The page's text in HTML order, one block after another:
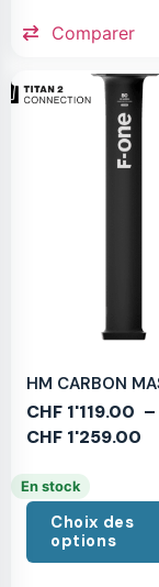
Comparer
HM CARBON
CHF 1'119.00 –
CHF 1'259.00
En stock
Choix des
options